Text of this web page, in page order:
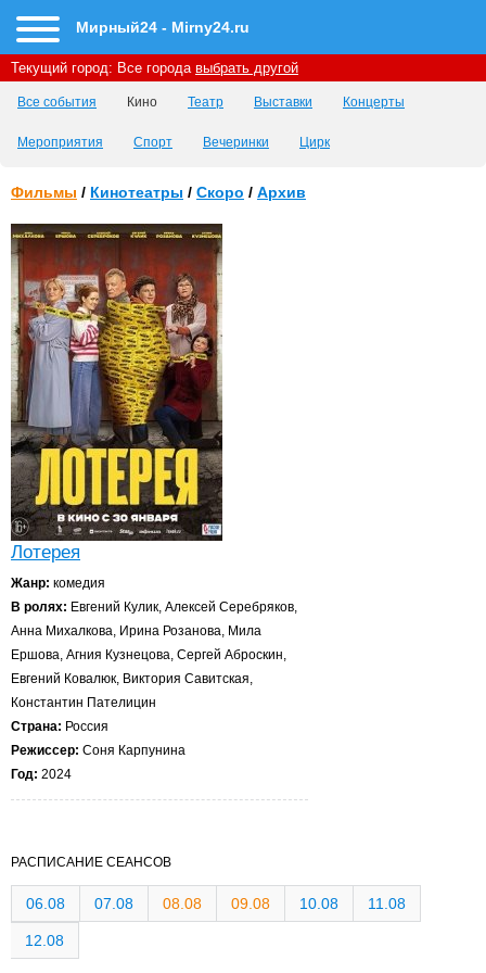
Мирный24 - Mirny24.ru
Текущий город: Все города выбрать другой
Все события Кино Театр Выставки Концерты
Мероприятия Спорт Вечеринки Цирк
Фильмы / Кинотеатры / Скоро / Архив
Лотерея
Жанр: комедия
В ролях: Евгений Кулик, Алексей Серебряков,
Анна Михалкова, Ирина Розанова, Мила
Ершова, Агния Кузнецова, Сергей Аброскин,
Евгений Ковалюк, Виктория Савитская,
Константин Пателицин
Страна: Россия
Режиссер: Соня Карпунина
Год: 2024
РАСПИСАНИЕ СЕАНСОВ
06.08 07.08 08.08 09.08 10.08 11.08
12.08